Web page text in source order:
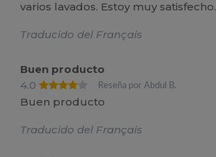
varios lavados. Estoy muy satisfecho.
Traducido del Français
Buen producto
4.0
Reseña por Abdul B.
Buen producto
Traducido del Français